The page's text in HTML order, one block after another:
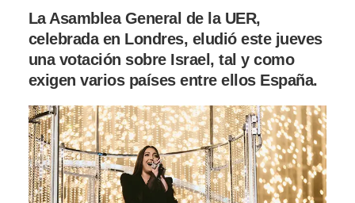
La Asamblea General de la UER,
celebrada en Londres, eludió este jueves
una votación sobre Israel, tal y como
exigen varios países entre ellos España.